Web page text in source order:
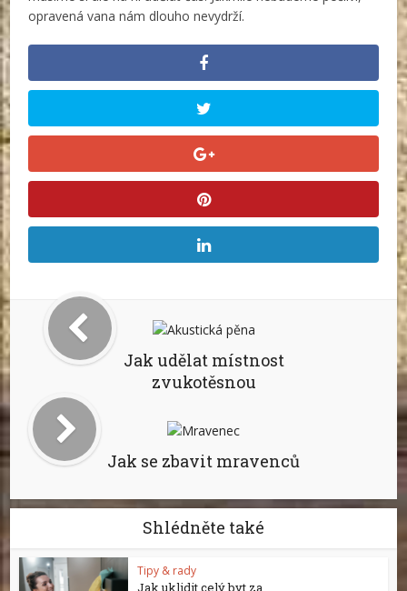
opravená vana nám dlouho nevydrží.
Jak udělat místnost
zvukotěsnou
Jak se zbavit mravenců
Shlédněte také
Tipy & rady
Jak uklidit celý byt za